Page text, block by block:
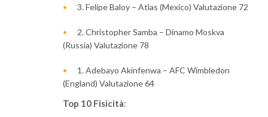
3. Felipe Baloy – Atlas (Mexico) Valutazione 72
2. Christopher Samba – Dinamo Moskva
(Russia) Valutazione 78
1. Adebayo Akinfenwa – AFC Wimbledon
(England) Valutazione 64
Top 10 Fisicità: